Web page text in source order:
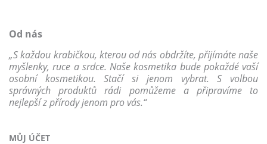
Od nás
„S každou krabičkou, kterou od nás obdržíte, přijímáte naše
myšlenky, ruce a srdce. Naše kosmetika bude pokaždé vaší
osobní kosmetikou. Stačí si jenom vybrat. S volbou
správných produktů rádi pomůžeme a připravíme to
nejlepší z přírody jenom pro vás.“
MŮJ ÚČET